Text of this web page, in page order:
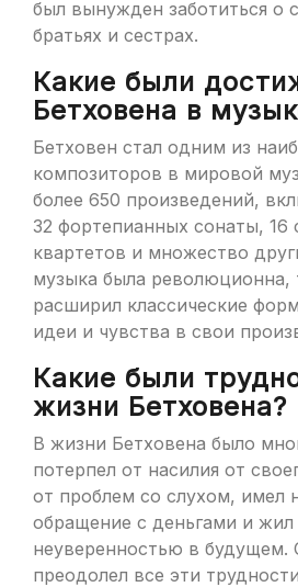
был вынужден заботиться о
братьях и сестрах.
Какие были
Бетховена в
Бетховен стал одним из
композиторов в мировой
более 650 произведений,
32 фортепианных сонаты, 16
квартетов и множество
музыка была революционна,
расширил классические
идеи и чувства в свои
Какие были
жизни Бетховена?
В жизни Бетховена было
потерпел от насилия от
от проблем со слухом, имел
обращение с деньгами и жил
неуверенностью в будущем.
преодолел все эти